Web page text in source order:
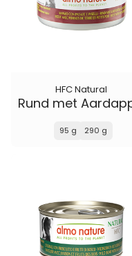
HFC Natural
95 g 290 g